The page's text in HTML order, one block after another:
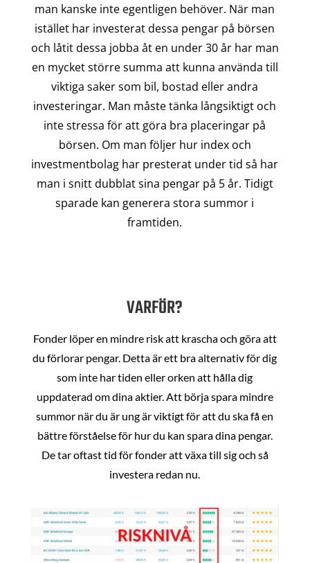
man kanske inte egentligen behöver. När man
istället har investerat dessa pengar på börsen
och låtit dessa jobba åt en under 30 år har man
en mycket större summa att kunna använda till
viktiga saker som bil, bostad eller andra
investeringar. Man måste tänka långsiktigt och
inte stressa för att göra bra placeringar på
börsen. Om man följer hur index och
investmentbolag har presterat under tid så har
man i snitt dubblat sina pengar på 5 år. Tidigt
sparade kan generera stora summor i
framtiden.
VARFÖR?
Fonder löper en mindre risk att krascha och göra att
du förlorar pengar. Detta är ett bra alternativ för dig
som inte har tiden eller orken att hålla dig
uppdaterad om dina aktier. Att börja spara mindre
summor när du är ung är viktigt för att du ska få en
bättre förståelse för hur du kan spara dina pengar.
De tar oftast tid för fonder att växa till sig och så
investera redan nu.